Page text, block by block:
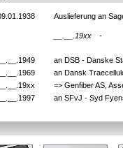
Auslieferung an
__.__.19xx -
__.__.1949
an DSB - Danske
__.__.1969
an Dansk
__.__.19xx
=> Genfiber AS,
__.__.1997
an SFvJ - Syd